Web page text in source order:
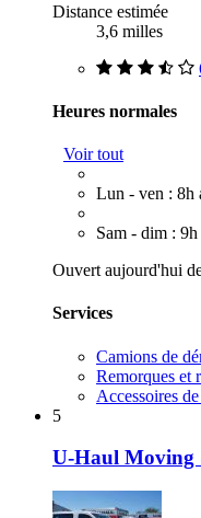
Distance estimée
3,6 milles
Heures normales
Voir tout
Lun - ven : 8h
Sam - dim :
Ouvert aujourd'hui
Services
Camions de
Remorques et
Accessoires
5
U-Haul Moving